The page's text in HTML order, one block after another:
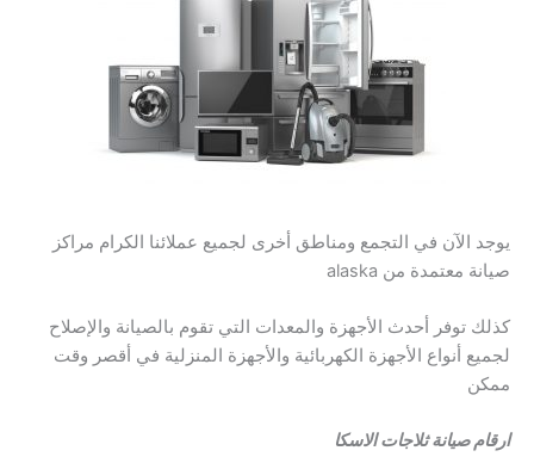
يوجد الآن في التجمع ومناطق أخرى لجميع عملائنا الكرام مراكز
صيانة معتمدة من alaska
كذلك توفر أحدث الأجهزة والمعدات التي تقوم بالصيانة والإصلاح
لجميع أنواع الأجهزة الكهربائية والأجهزة المنزلية في أقصر وقت
ممكن
ارقام صيانة ثلاجات الاسكا